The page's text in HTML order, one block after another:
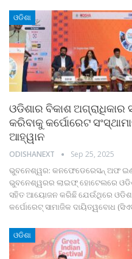
ଓଡିଶା
ଓଡିଶାର ବିକାଶ
କରିବାକୁ କର୍ପୋରେଟ
ଆହ୍ୱାନ
ODISHANEXT Sep 25, 2025
ଭୁବନେଶ୍ୱର: କନଫେଡେରେସନ୍ ଅଫ
ଭୁବନେଶ୍ୱରର ଲାଇଫ୍ ହୋଟେଲରେ
ସହିତ ଆୟୋଜନ କରିଛି ଯେଉଁଥିରେ
କର୍ପୋରେଟ୍ ସାମାଜିକ ଦାୟିତ୍ୱବୋଧ
ଓଡିଶା